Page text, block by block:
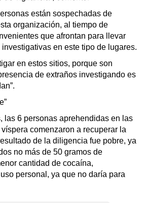
están sospechadas de
organización, al tiempo de
que afrontan para llevar
en este tipo de lugares.
en estos sitios, porque son
de extraños investigando es
las 6 personas aprehendidas en las
comenzaron a recuperar la
de la diligencia fue pobre, ya
no más de 50 gramos de
cantidad de cocaína,
personal, ya que no daría para